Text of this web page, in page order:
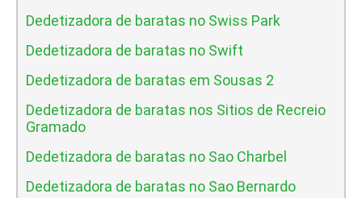
Dedetizadora de baratas no Swiss Park
Dedetizadora de baratas no Swift
Dedetizadora de baratas em Sousas 2
Dedetizadora de baratas nos Sitios de Recreio
Gramado
Dedetizadora de baratas no Sao Charbel
Dedetizadora de baratas no Sao Bernardo